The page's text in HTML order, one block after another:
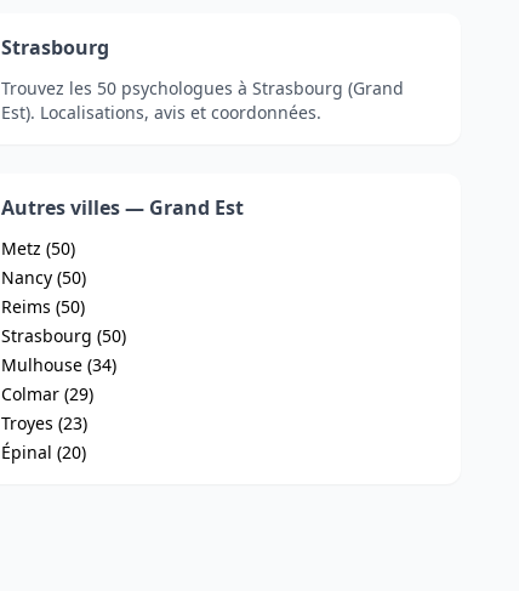
Strasbourg
Trouvez les 50 psychologues à Strasbourg (Grand
Est). Localisations, avis et coordonnées.
Autres villes — Grand Est
Metz (50)
Nancy (50)
Reims (50)
Strasbourg (50)
Mulhouse (34)
Colmar (29)
Troyes (23)
Épinal (20)